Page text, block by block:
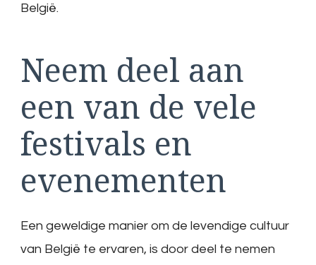
België.
Neem deel aan
een van de vele
festivals en
evenementen
Een geweldige manier om de levendige cultuur
van België te ervaren, is door deel te nemen